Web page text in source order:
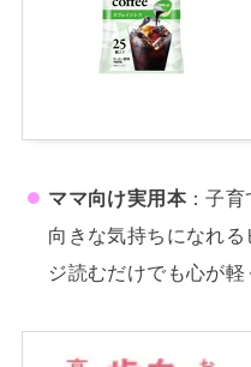
ママ向け実用本：子育
向きな気持ちになれ
ジ読むだけでも心が軽